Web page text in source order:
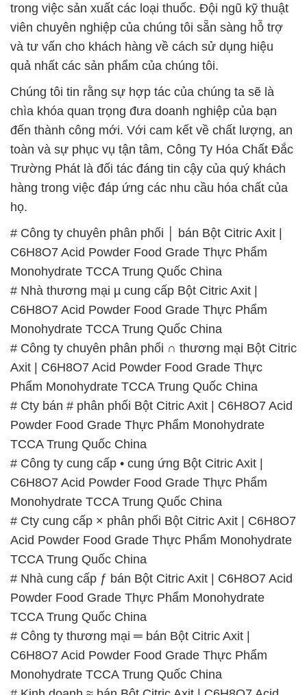
trong việc sản xuất các loại thuốc. Đội ngũ kỹ thuật
viên chuyên nghiệp của chúng tôi sẵn sàng hỗ trợ
và tư vấn cho khách hàng về cách sử dụng hiệu
quả nhất các sản phẩm của chúng tôi.
Chúng tôi tin rằng sự hợp tác của chúng ta sẽ là
chìa khóa quan trọng đưa doanh nghiệp của bạn
đến thành công mới. Với cam kết về chất lượng, an
toàn và sự phục vụ tận tâm, Công Ty Hóa Chất Đắc
Trường Phát là đối tác đáng tin cậy của quý khách
hàng trong việc đáp ứng các nhu cầu hóa chất của
họ.
# Công ty chuyên phân phối │ bán Bột Citric Axit |
C6H8O7 Acid Powder Food Grade Thực Phẩm
Monohydrate TCCA Trung Quốc China
# Nhà thương mại µ cung cấp Bột Citric Axit |
C6H8O7 Acid Powder Food Grade Thực Phẩm
Monohydrate TCCA Trung Quốc China
# Công ty chuyên phân phối ∩ thương mại Bột Citric
Axit | C6H8O7 Acid Powder Food Grade Thực
Phẩm Monohydrate TCCA Trung Quốc China
# Cty bán # phân phối Bột Citric Axit | C6H8O7 Acid
Powder Food Grade Thực Phẩm Monohydrate
TCCA Trung Quốc China
# Công ty cung cấp • cung ứng Bột Citric Axit |
C6H8O7 Acid Powder Food Grade Thực Phẩm
Monohydrate TCCA Trung Quốc China
# Cty cung cấp × phân phối Bột Citric Axit | C6H8O7
Acid Powder Food Grade Thực Phẩm Monohydrate
TCCA Trung Quốc China
# Nhà cung cấp ƒ bán Bột Citric Axit | C6H8O7 Acid
Powder Food Grade Thực Phẩm Monohydrate
TCCA Trung Quốc China
# Công ty thương mại ═ bán Bột Citric Axit |
C6H8O7 Acid Powder Food Grade Thực Phẩm
Monohydrate TCCA Trung Quốc China